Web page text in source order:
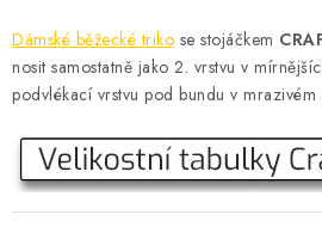
VÝŽIVA
SPORTY
MEGA SLEVY
NOVINKY
Dámské běžecké triko se stojáčkem
nosit samostatně jako 2. vrstvu v
podvlékací vrstvu pod bundu v mrazivém